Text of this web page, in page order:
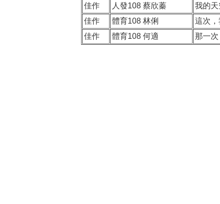
佳作 人發108 蔡欣蓁
我的
佳作
體育108 林俐
這次
佳作
體育108 何適 那一